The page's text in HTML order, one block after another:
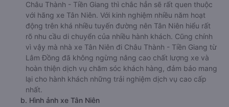
Châu Thành - Tiền Giang thì chắc hẳn sẽ rất quen thuộc
với hãng xe Tân Niên. Với kinh nghiệm nhiều năm hoạt
động trên khá nhiều tuyến đường nên Tân Niên hiểu rất
rõ nhu cầu di chuyển của nhiều hành khách. Cũng chính
vì vậy mà nhà xe Tân Niên đi Châu Thành - Tiền Giang từ
Lâm Đồng đã không ngừng nâng cao chất lượng xe và
hoàn thiện dịch vụ chăm sóc khách hàng, đảm bảo mang
lại cho hành khách những trải nghiệm dịch vụ cao cấp
nhất.
b. Hình ảnh xe Tân Niên